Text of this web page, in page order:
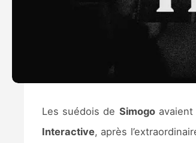
Les suédois de Simogoavaient
Interactive, après